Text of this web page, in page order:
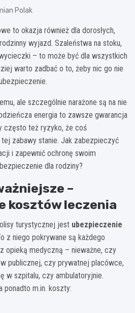
Polak
to okazja również dla dorosłych,
wyjazd. Szaleństwa na stoku,
– to może być dla wszystkich
warto zadbać o to, żeby nic go nie
ale szczególnie narażone są na nie
energia to zawsze gwarancja
często też ryzyko, że coś
zabawy stanie. Jak zabezpieczyć
i zapewnić ochronę swoim
dla rodziny?
–
kosztów leczenia
turystycznej jest ubezpieczenie
z niego pokrywane są każdego
opieką medyczną – nieważne, czy
publicznej, czy prywatnej placówce,
w szpitalu, czy ambulatoryjnie.
ponadto m.in. koszty: